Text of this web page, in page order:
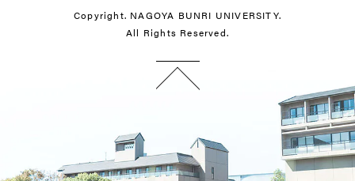
Copyright. NAGOYA BUNRI UNIVERSITY.
All Rights Reserved.